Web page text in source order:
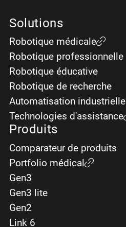
Solutions
Robotique médicale
Robotique professionnelle
Robotique éducative
Robotique de recherche
Automatisation industrielle
Technologies d'assistance
Produits
Comparateur de produits
Portfolio médical
Gen3
Gen3 lite
Gen2
Link 6